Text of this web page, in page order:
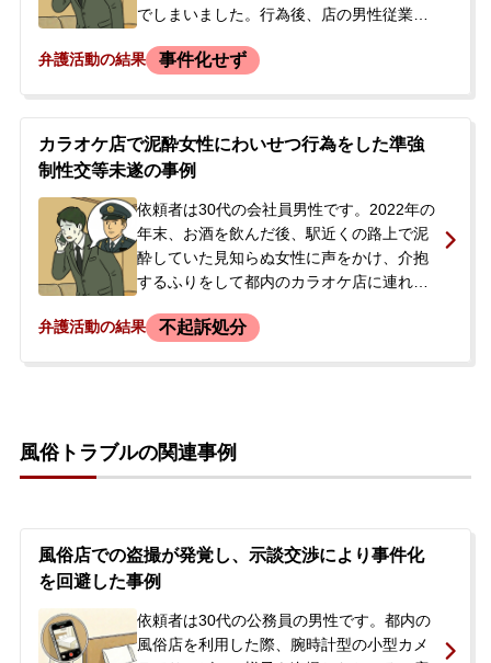
でしまいました。行為後、店の男性従業員
めた上で免許証のコピーを渡しました。さ
の意を示すためとしてその場で現金2万
4000円を支払いました。警察沙汰にはなっ
ていなかったものの、今後の請求や刑事事
件化を不安に思い、示談による解決を希望
して当事務所へ相談されました。
弁護活動の結果 事件化せず
カラオケ店で泥酔女性にわいせつ行為をした準強
制性交等未遂の事例
依頼者は30代の会社員男性です。2022年の
年末、お酒を飲んだ後、駅近くの路上で泥
酔していた見知らぬ女性に声をかけ、介抱
するふりをして都内のカラオケ店に連れ込
触ったり、自身の陰部を女性の顔やお尻に
逮捕されて職や家庭を失うことを強く恐
れ、今後の流れや対応について相談するた
弁護活動の結果 不起訴処分
風俗トラブルの関連事例
風俗店での盗撮が発覚し、示談交渉により事件化
を回避した事例
依頼者は30代の公務員の男性です。都内の
風俗店を利用した際、腕時計型の小型カメ